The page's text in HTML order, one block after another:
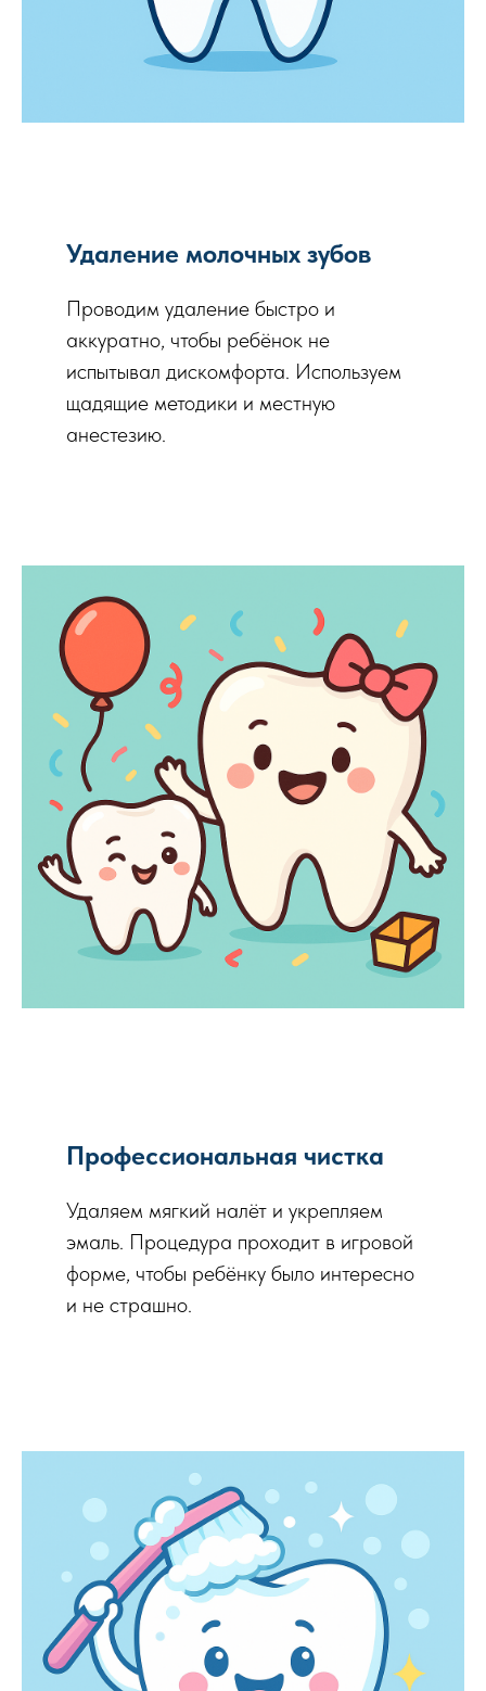
Удаление молочных зубов
Проводим удаление быстро и
аккуратно, чтобы ребёнок не
испытывал дискомфорта. Используем
щадящие методики и местную
анестезию.
Профессиональная чистка
Удаляем мягкий налёт и укрепляем
эмаль. Процедура проходит в игровой
форме, чтобы ребёнку было интересно
и не страшно.